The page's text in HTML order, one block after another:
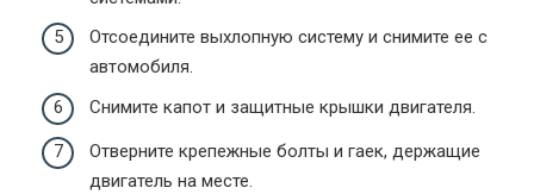
Отсоедините выхлопную систему и снимите ее с
автомобиля.
Снимите капот и защитные крышки двигателя.
Отверните крепежные болты и гаек, держащие
двигатель на месте.